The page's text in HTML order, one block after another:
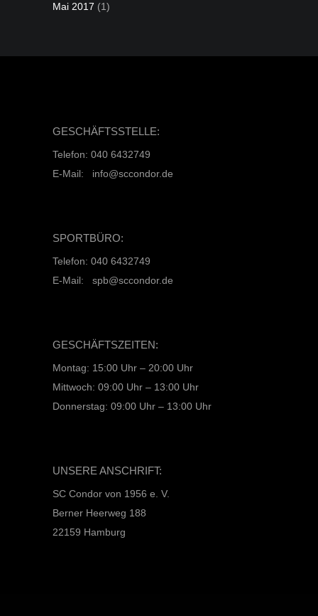
Mai 2017 (1)
GESCHÄFTSSTELLE:
Telefon: 040 6432749
E-Mail: info@sccondor.de
SPORTBÜRO:
Telefon: 040 6432749
E-Mail: spb@sccondor.de
GESCHÄFTSZEITEN:
Montag: 15:00 Uhr – 20:00 Uhr
Mittwoch: 09:00 Uhr – 13:00 Uhr
Donnerstag: 09:00 Uhr – 13:00 Uhr
UNSERE ANSCHRIFT:
SC Condor von 1956 e. V.
Berner Heerweg 188
22159 Hamburg